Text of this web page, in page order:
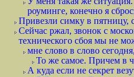
роуминге, конечно я
Привезли симку в пятницу,
Сейчас ржал, звонок с
технического сбоя мы не
мне слово в слово
То же самое. Причем в
А куда если не секрет